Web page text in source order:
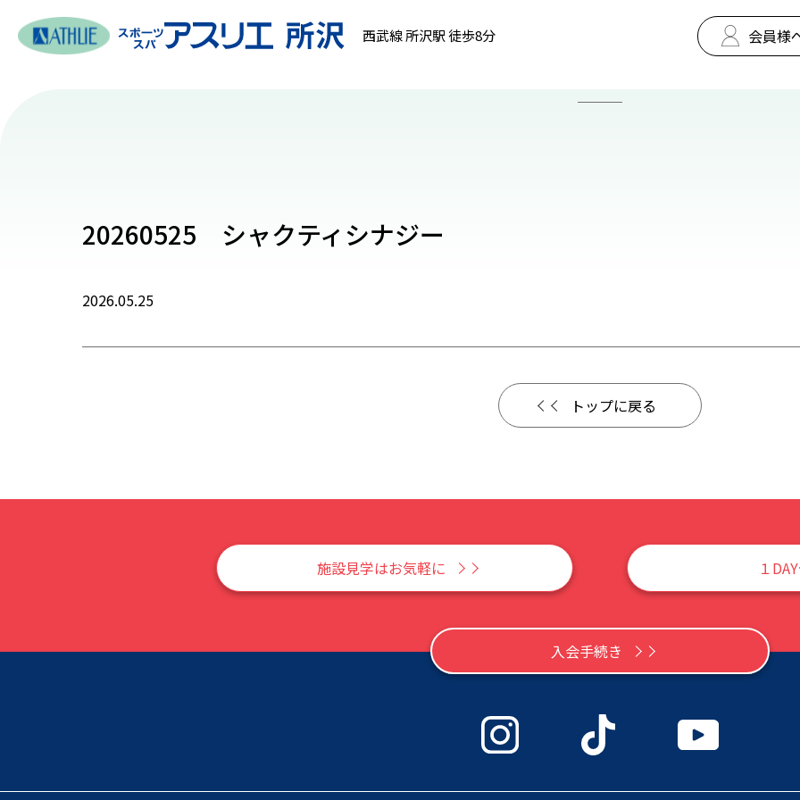
西武線 所沢駅 徒歩8分 会員様
20260525 シャクティシナジー
2026.05.25
トップに戻る
施設見学はお気軽に １
入会手続き